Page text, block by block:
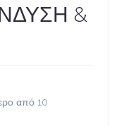
&
από 10